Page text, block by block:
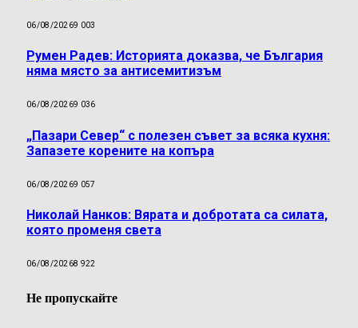
06/08/20269 003
Румен Радев: Историята доказва, че България
няма място за антисемитизъм
06/08/20269 036
„Пазари Север“ с полезен съвет за всяка кухня:
Запазете корените на копъра
06/08/20269 057
Николай Нанков: Вярата и добротата са силата,
която променя света
06/08/20268 922
Не пропускайте